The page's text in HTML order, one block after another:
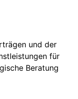
und der
für
Beratung